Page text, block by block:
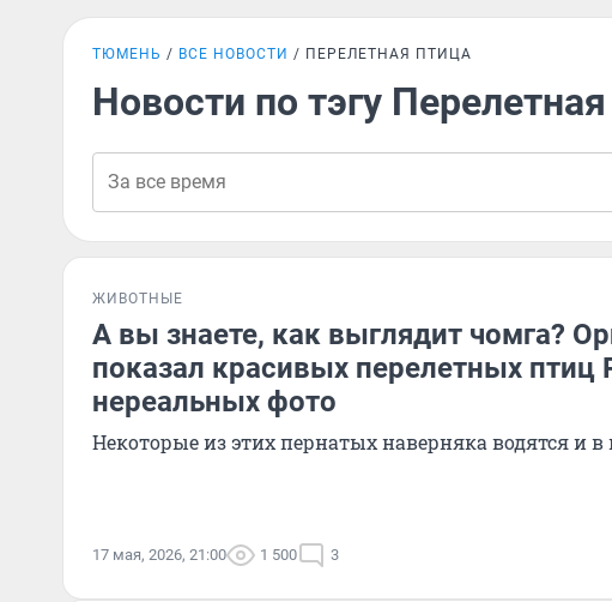
ТЮМЕНЬ ВСЕ НОВОСТИ ПЕРЕЛЕТНАЯ ПТИЦА
Новости по тэгу
ЖИВОТНЫЕ
А вы знаете, как выглядит чомга?
показал красивых перелетных птиц
нереальных фото
Некоторые из этих пернатых наверняка водятся и
17 мая, 2026, 21:00 1 500 3